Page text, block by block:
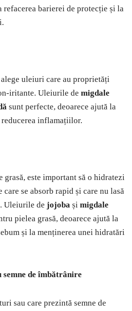
refacerea barierei de protecție și la
uleiuri care au proprietăți
iritante. Uleiurile demigdale
sunt perfecte, deoarece ajută la
inflamațiilor.
grasă, este important să o hidratezi
se absorb rapid și care nu lasă
Uleiurile dejojoba șimigdale
pielea grasă, deoarece ajută la
și la menținerea unei hidratări
semne de îmbătrânire
sau care prezintă semne de